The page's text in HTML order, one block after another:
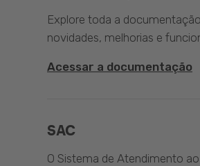
Explore toda a
novidades, melhorias e
Acessar a documentação
SAC
O Sistema de Atendimento